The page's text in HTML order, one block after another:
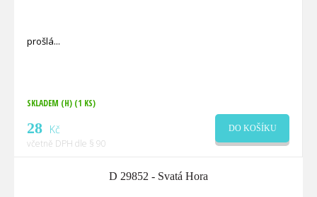
prošlá
SKLADEM (H) (1 KS)
28 Kč
včetně DPH dle § 90
DO KOŠÍKU
D 29852 - Svatá Hora